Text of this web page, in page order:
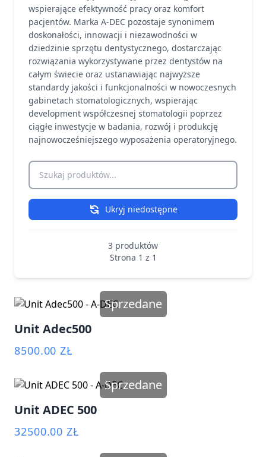
wspierające efektywność pracy oraz komfort
pacjentów. Marka A-DEC pozostaje synonimem
doskonałości, innowacji i niezawodności w
dziedzinie sprzętu dentystycznego, dostarczając
rozwiązania wykorzystywane przez dentystów na
całym świecie oraz ustanawiając najwyższe
standardy jakości i funkcjonalności w nowoczesnych
gabinetach stomatologicznych, wspierając
development współczesnej stomatologii poprzez
ciągłe inwestycje w badania, rozwój i produkcję
najnowocześniejszego wyposażenia operatoryjnego.
Szukaj produktów
Ukryj niedostępne
3 produktów
Strona 1 z 1
Sprzedane
Unit Adec500
8500.00 ZŁ
Sprzedane
Unit ADEC 500
32500.00 ZŁ